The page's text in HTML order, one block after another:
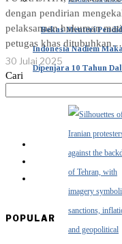
Bekas Menteri
Indonesia Nadiem
Dipenjara 10 Tahun
dengan pendirian
pelaksanaan hukuman
petugas khas ditubuhkan…
30 Julai 2025
Cari
POPULAR